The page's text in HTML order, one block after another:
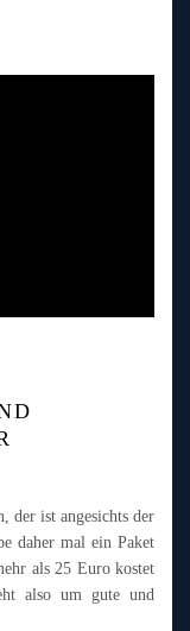
der ist angesichts der
daher mal ein Paket
als 25 Euro kostet
also um gute und